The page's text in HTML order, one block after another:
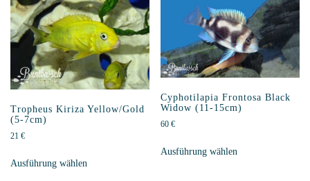
Tropheus Kiriza Yellow/Gold
(5-7cm)
21 €
Ausführung wählen
Cyphotilapia Frontosa Black
Widow (11-15cm)
60€
Ausführung wählen